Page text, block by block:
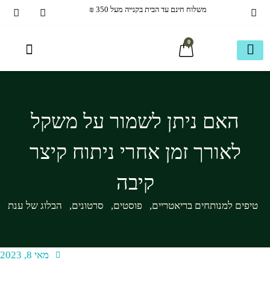
משלוח חינם עד הבית בקנייה מעל 350 ₪
0
האם ניתן לשמור על משקל
לאורך זמן אחרי ניתוח קיצר
קיבה
טיפים למנותחים בריאטריים, פוסטים, סרטונים, הבלוג של ענת
מאי 8, 2023